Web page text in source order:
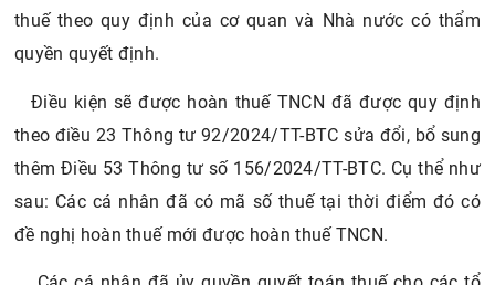
thuế theo quy định của cơ quan và Nhà nước có thẩm
quyền quyết định.
Điều kiện sẽ được hoàn thuế TNCN đã được quy định
theo điều 23 Thông tư 92/2024/TT-BTC sửa đổi, bổ sung
thêm Điều 53 Thông tư số 156/2024/TT-BTC. Cụ thể như
sau: Các cá nhân đã có mã số thuế tại thời điểm đó có
đề nghị hoàn thuế mới được hoàn thuế TNCN.